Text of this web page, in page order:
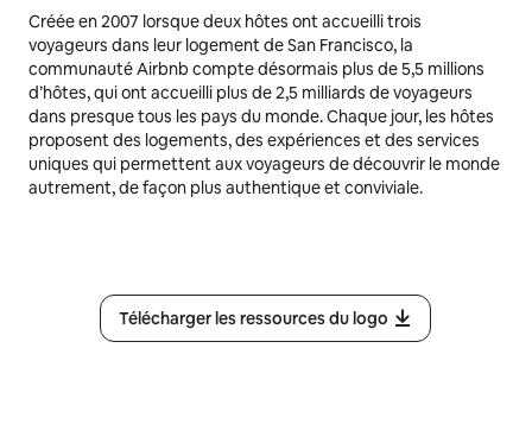
Créée en 2007 lorsque deux hôtes ont accueilli trois
voyageurs dans leur logement de San Francisco, la
communauté Airbnb compte désormais plus de 5,5 millions
d’hôtes, qui ont accueilli plus de 2,5 milliards de voyageurs
dans presque tous les pays du monde. Chaque jour, les hôtes
proposent des logements, des expériences et des services
uniques qui permettent aux voyageurs de découvrir le monde
autrement, de façon plus authentique et conviviale.
Télécharger les ressources du logo